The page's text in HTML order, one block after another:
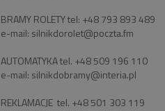
BRAMY ROLETY tel: +48 793 893 489
e-mail: silnikdorolet@poczta.fm
AUTOMATYKA tel. +48 509 196 110
e-mail: silnikdobramy@interia.pl
REKLAMACJE tel. +48 501 303 119